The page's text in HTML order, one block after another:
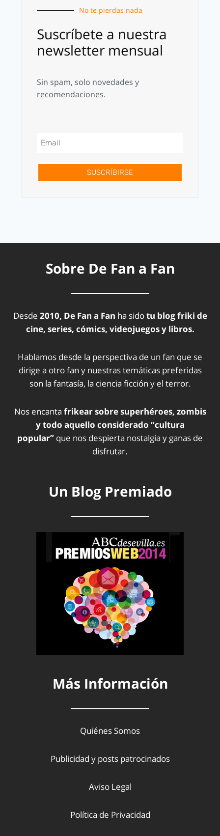
No te pierdas nada
Suscríbete a nuestra
newsletter mensual
Sin spam, solo novedades y
recomendaciones.
SUSCRÍBIRSE
Sobre De Fan a Fan
Desde 2010, De Fan a Fan ha sidotu blog friki de
cine, series, cómics, videojuegos y libros.
Hablamos desde la perspectiva de un fan que se
dirige a otro fan y nuestras temáticas preferidas
son la fantasía, la ciencia ficción y el terror.
Nos encanta frikear sobre superhéroes, zombis
y todo aquello considerado “cultura
popular” que nos despierta nostalgia y ganas de
disfrutar.
Un Blog Premiado
Más Información
Quiénes Somos
Publicidad y posts patrocinados
Aviso Legal
Política de Privacidad